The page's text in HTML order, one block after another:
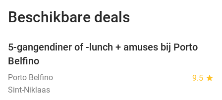
Beschikbare deals
5-gangendiner of -lunch + amuses bij Porto
Belfino
Porto Belfino 9.5 star
Sint-Niklaas